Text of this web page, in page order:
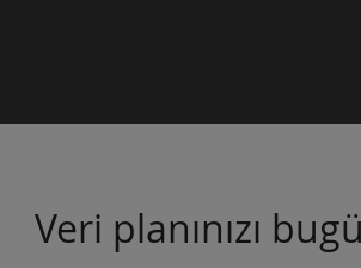
Veri planınızı